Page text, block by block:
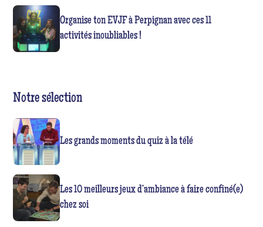
Organise ton EVJF à Perpignan avec ces 11
activités inoubliables !
Notre sélection
Les grands moments du quiz à la télé
Les 10 meilleurs jeux d’ambiance à faire confiné(e)
chez soi